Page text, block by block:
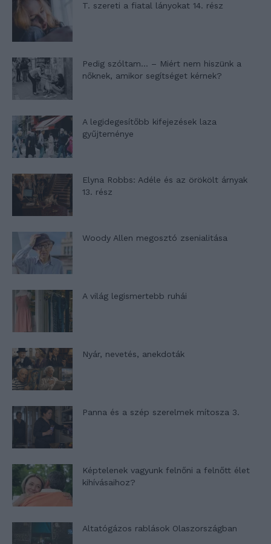
T. szereti a fiatal lányokat 14. rész
Pedig szóltam… – Miért nem hiszünk a
nőknek, amikor segítséget kérnek?
A legidegesítőbb kifejezések laza
gyűjteménye
Elyna Robbs: Adéle és az örökölt árnyak
13. rész
Woody Allen megosztó zsenialitása
A világ legismertebb ruhái
Nyár, nevetés, anekdoták
Panna és a szép szerelmek mítosza 3.
Képtelenek vagyunk felnőni a felnőtt élet
kihívásaihoz?
Altatógázos rablások Olaszországban